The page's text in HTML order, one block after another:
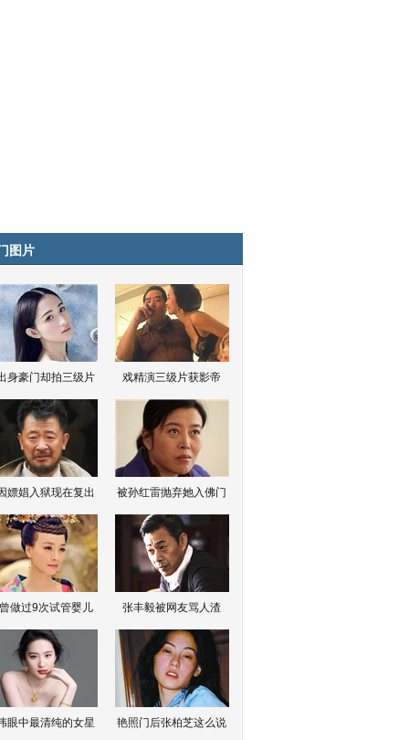
图片
身豪门却拍三级片 戏精演三级片获影帝
嫖娼入狱现在复出 被孙红雷抛弃她入佛门
做过9次试管婴儿 张丰毅被网友骂人渣
眼中最清纯的女星 艳照门后张柏芝这么说